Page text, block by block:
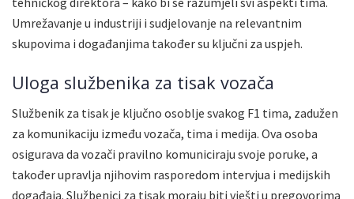
Umrežavanje u industriji i sudjelovanje na relevantnim
skupovima i događanjima također su ključni za uspjeh.
Uloga službenika za tisak vozača
Službenik za tisak je ključno osoblje svakog F1 tima, zadužen
za komunikaciju između vozača, tima i medija. Ova osoba
osigurava da vozači pravilno komuniciraju svoje poruke, a
također upravlja njihovim rasporedom intervjua i medijskih
događaja. Službenici za tisak moraju biti vješti u pregovorima